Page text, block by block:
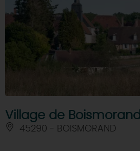
Village de Boismorand
45290 - BOISMORAND